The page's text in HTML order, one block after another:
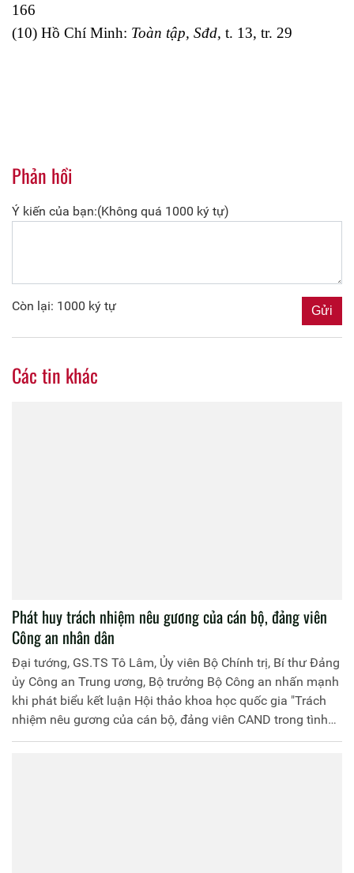
166
(10) Hồ Chí Minh: Toàn tập, Sđd, t. 13, tr. 29
Phản hồi
Ý kiến của bạn:(Không quá 1000 ký tự)
Còn lại: 1000 ký tự
Các tin khác
Phát huy trách nhiệm nêu gương của cán bộ, đảng viên
Công an nhân dân
Đại tướng, GS.TS Tô Lâm, Ủy viên Bộ Chính trị, Bí thư Đảng
ủy Công an Trung ương, Bộ trưởng Bộ Công an nhấn mạnh
khi phát biểu kết luận Hội thảo khoa học quốc gia "Trách
nhiệm nêu gương của cán bộ, đảng viên CAND trong tình
hình mới", được Bộ Công an và Nhà Xuất bản Chính trị